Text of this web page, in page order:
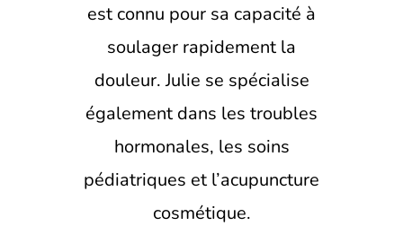
est connu pour sa capacité à
soulager rapidement la
douleur. Julie se spécialise
également dans les troubles
hormonales, les soins
pédiatriques et l’acupuncture
cosmétique.